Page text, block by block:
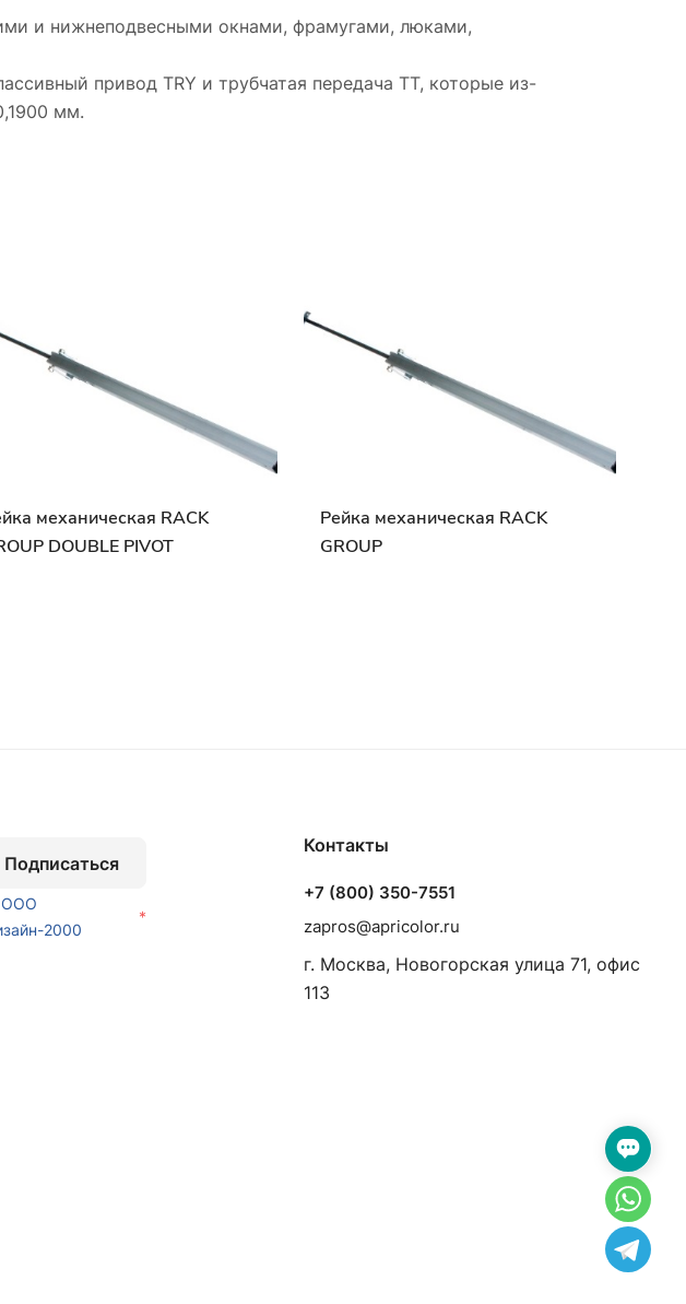
и нижнеподвесными окнами, фрамугами, люками,
привод TRY и трубчатая передача TT, которые из-
мм.
механическая RACK
DOUBLE PIVOT
Рейка механическая RACK
GROUP
Подписаться
ООО
2000
*
Контакты
+7 (800) 350-7551
zapros@apricolor.ru
г. Москва, Новогорская улица 71, офис
113